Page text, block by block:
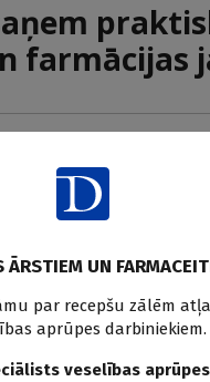
farmācijas
ĀRSTIEM UN
par recepšu zālēm
aprūpes darbiniekiem.
veselības